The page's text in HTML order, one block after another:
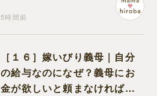
5時間前
［１６］嫁いびり義母｜自分
の給与なのになぜ？義母にお
金が欲しいと頼まなければな